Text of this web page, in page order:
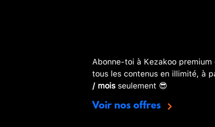
Abonne-toi à Kezakoo
tous les contenus en illimité, à
/ moisseulement 😎
Voir nos offres